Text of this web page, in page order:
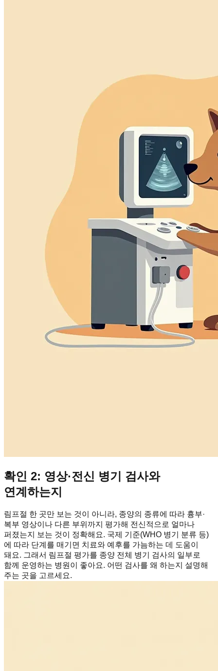
확인 2: 영상·전신 병기 검사와
연계하는지
림프절 한 곳만 보는 것이 아니라, 종양의 종류에 따라 흉부·
복부 영상이나 다른 부위까지 평가해 전신적으로 얼마나
퍼졌는지 보는 것이 정확해요. 국제 기준(WHO 병기 분류 등)
에 따라 단계를 매기면 치료와 예후를 가늠하는 데 도움이
돼요. 그래서 림프절 평가를 종양 전체 병기 검사의 일부로
함께 운영하는 병원이 좋아요. 어떤 검사를 왜 하는지 설명해
주는 곳을 고르세요.